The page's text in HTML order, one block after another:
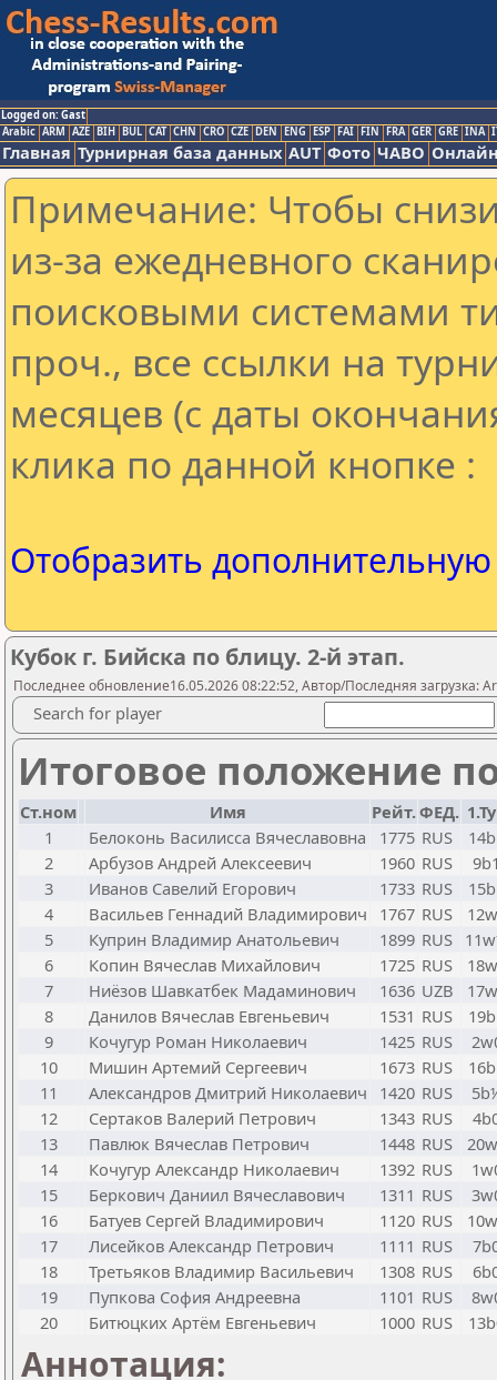
Logged on: Gast
Arabic ARM AZE BIH BUL CAT CHN CRO CZE DEN ENG ESP FAI FIN FRA GER GRE INA
Главная Турнирная база данных AUT Фото ЧАВО
Примечание: Чтобы
из-за ежедневного
поисковыми системами
проч., все ссылки на
месяцев (с даты
клика по данной кнопке :
Отобразить
Кубок г. Бийска по блицу. 2-й этап.
Последнее обновление16.05.2026 08:22:52, Автор/Последняя загрузка:
Search for player
Итоговое положение
Ст.ном Имя Рейт.ФЕД.
1
Белоконь Василисса Вячеславовна 1775 RUS
2
Арбузов Андрей Алексеевич 1960 RUS
3
Иванов Савелий Егорович 1733 RUS
4
Васильев Геннадий Владимирович 1767 RUS
5
Куприн Владимир Анатольевич 1899 RUS
6
Копин Вячеслав Михайлович 1725 RUS
7
Ниёзов Шавкатбек Мадаминович 1636 UZB
8
Данилов Вячеслав Евгеньевич 1531 RUS
9
Кочугур Роман Николаевич 1425 RUS
10
Мишин Артемий Сергеевич 1673 RUS
11
Александров Дмитрий Николаевич 1420 RUS
12
Сертаков Валерий Петрович 1343 RUS
13
Павлюк Вячеслав Петрович 1448 RUS
14
Кочугур Александр Николаевич 1392 RUS
15
Беркович Даниил Вячеславович 1311 RUS
16
Батуев Сергей Владимирович 1120 RUS
17
Лисейков Александр Петрович 1111 RUS
18
Третьяков Владимир Васильевич 1308 RUS
19
Пупкова София Андреевна 1101 RUS
20
Битюцких Артём Евгеньевич 1000 RUS
Аннотация: